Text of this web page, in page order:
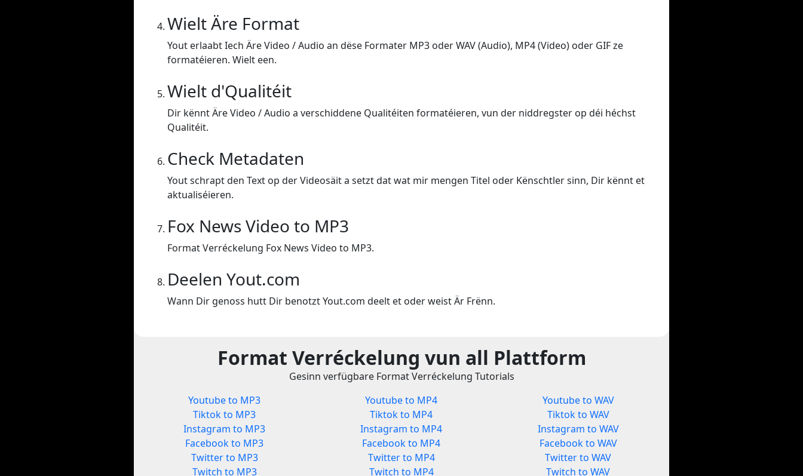
Wielt Äre Format
Yout erlaabt Iech Äre Video / Audio an dëse Formater MP3 oder WAV (Audio), MP4 (Video) oder GIF ze
formatéieren. Wielt een.
Wielt d'Qualitéit
Dir kënnt Äre Video / Audio a verschiddene Qualitéiten formatéieren, vun der niddregster op déi héchst
Qualitéit.
Check Metadaten
Yout schrapt den Text op der Videosäit a setzt dat wat mir mengen Titel oder Kënschtler sinn, Dir kënnt et
aktualiséieren.
Fox News Video to MP3
Format Verréckelung Fox News Video to MP3.
Deelen Yout.com
Wann Dir genoss hutt Dir benotzt Yout.com deelt et oder weist Är Frënn.
Format Verréckelung vun all Plattform
Gesinn verfügbare Format Verréckelung Tutorials
Youtube to MP3
Tiktok to MP3
Instagram to MP3
Facebook to MP3
Twitter to MP3
Twitch to MP3
Youtube to MP4
Tiktok to MP4
Instagram to MP4
Facebook to MP4
Twitter to MP4
Twitch to MP4
Youtube to WAV
Tiktok to WAV
Instagram to WAV
Facebook to WAV
Twitter to WAV
Twitch to WAV